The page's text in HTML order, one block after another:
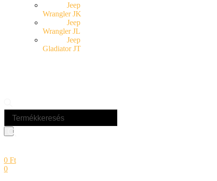
Jeep
Wrangler JK
Jeep
Wrangler JL
Jeep
Gladiator JT
search
0 Ft
0